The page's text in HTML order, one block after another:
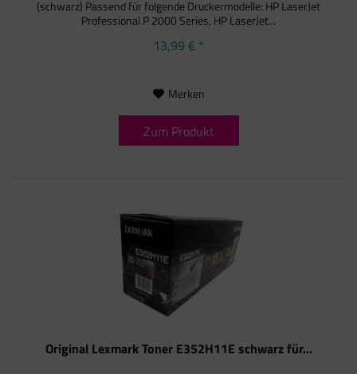
(schwarz) Passend für folgende Druckermodelle: HP LaserJet
Professional P 2000 Series, HP LaserJet...
13,99 € *
Merken
Zum Produkt
Original Lexmark Toner E352H11E schwarz für...